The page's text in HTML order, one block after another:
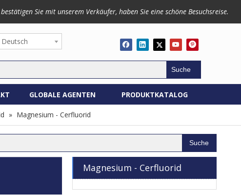
Sie mit unserem Verkäufer, haben Sie eine schöne Besuchsreise.
Deutsch
Suche
GLOBALE AGENTEN PRODUKTKATALOG
» Magnesium - Cerfluorid
Suche
Magnesium - Cerfluorid